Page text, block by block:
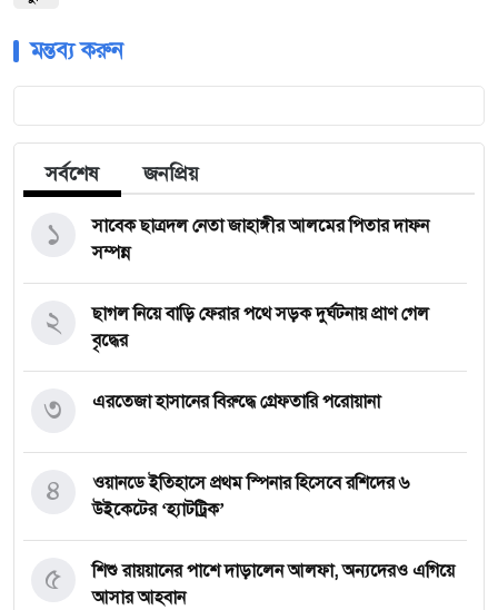
মন্তব্য করুন
সর্বশেষ জনপ্রিয়
সাবেক ছাত্রদল নেতা জাহাঙ্গীর আলমের পিতার দাফন
সম্পন্ন
১
ছাগল নিয়ে বাড়ি ফেরার পথে সড়ক দুর্ঘটনায় প্রাণ গেল
বৃদ্ধের
২
এরতেজা হাসানের বিরুদ্ধে গ্রেফতারি পরোয়ানা
৩
ওয়ানডে ইতিহাসে প্রথম স্পিনার হিসেবে রশিদের ৬
উইকেটের ‘হ্যাটট্রিক’
৪
শিশু রায়য়ানের পাশে দাড়ালেন আলফা, অন্যদেরও এগিয়ে
আসার আহবান
৫